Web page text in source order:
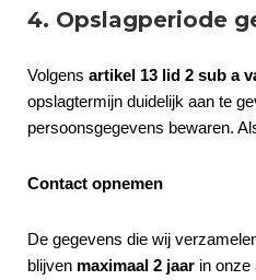
4. Opslagperiode
Volgens artikel 13 lid 2 sub a
opslagtermijn duidelijk aan te
persoonsgegevens bewaren.
Contact opnemen
De gegevens die wij
blijven maximaal 2 jaar in onze